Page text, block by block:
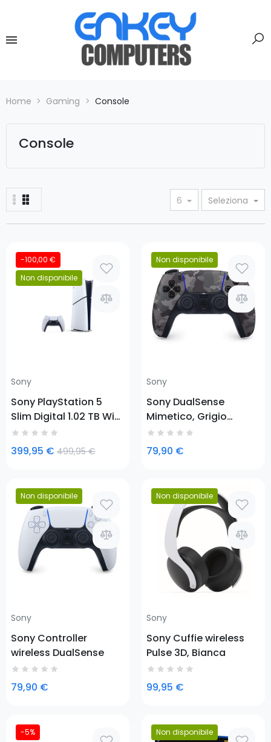
Home Gaming Console
Console
6 Seleziona
-100,00 €
Non disponibile
Sony
Sony PlayStation 5
Slim Digital 1.02 TB Wi-
Fi Black, White
399,95 € 499,95 €
Non disponibile
Prezzo
Sony
Sony DualSense
Mimetico, Grigio
Bluetooth Gamepad
Analogico/Digitale
Android, MAC, PC,
79,90 €
Non disponibile
Prezzo
Sony
Sony Controller
wireless DualSense
79,90 €
Non disponibile
Prezzo
Sony
Sony Cuffie wireless
Pulse 3D, Bianca
99,95 €
-5%
Non disponibile